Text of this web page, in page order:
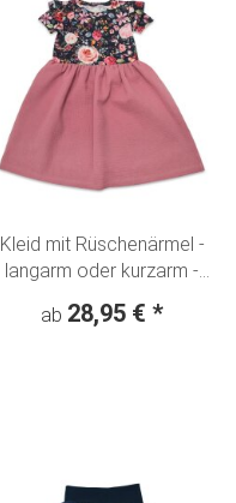
Kleid mit Rüschenärmel -
langarm oder kurzarm -
nachtblau
ab 28,95 € *